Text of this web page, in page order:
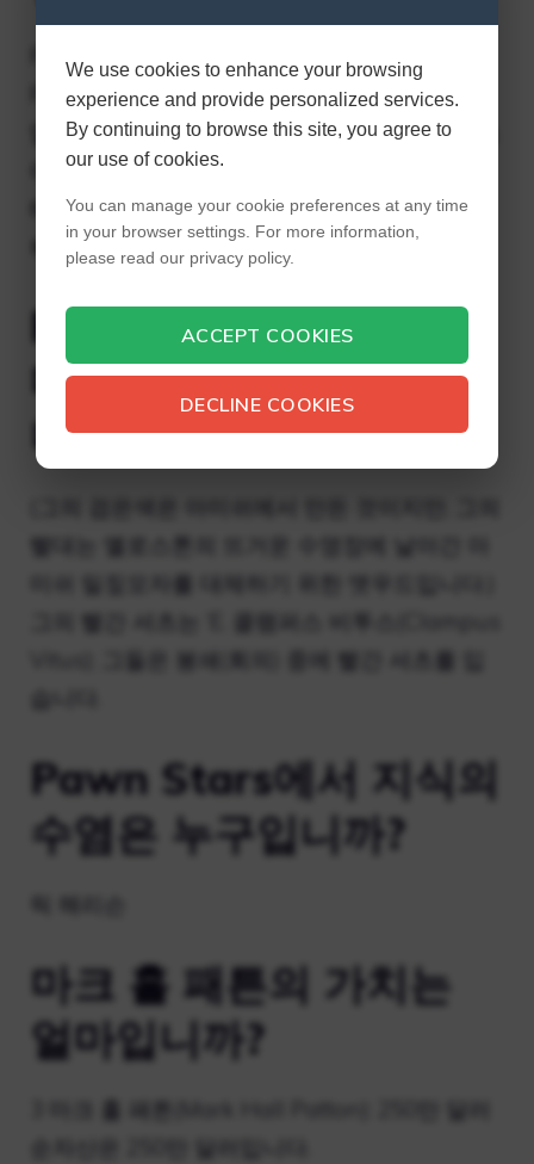
We use cookies to enhance your browsing
experience and provide personalized services.
By continuing to browse this site, you agree to
our use of cookies.
You can manage your cookie preferences at any time
in your browser settings. For more information,
please read our privacy policy.
ACCEPT COOKIES
DECLINE COOKIES
Pawn Stars는 History에서 방송되고 Leftfield
Pictures에서 제작한 미국 리얼리티 TV 시리즈
입니다. 네트워크에서 가장 높은 평가를 받은 쇼
이자 Jersey Shore에 이어 두 번째로 큰 리얼리
티 쇼가 된 이 시리즈는 2009년 7월 26일에 데
뷔했습니다.
Pawn Stars에 마크 아
미쉬(Mark Amish)가 있
나요?
빨대는 옐로스톤의 뜨거운 수영장에 날아간 아
미쉬 밀짚모자를 대체하기 위한 앳우드입니다.)
그의 빨간 셔츠는 ‘E. 클램퍼스 비투스(Clampus
Vitus); 그들은 봉쇄(회의) 중에 빨간 셔츠를 입
Pawn Stars에서 지식의
수염은 누구입니까?
마크 홀 패튼의 가치는
얼마입니까?
3 마크 홀 패튼(Mark Hall Patton): 250만 달러
순자산은 250만 달러입니다.